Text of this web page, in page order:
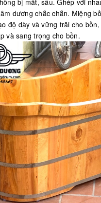
dương chắc chắn. Miệng
độ dày và vững trãi cho
và sang trọng cho bồn.